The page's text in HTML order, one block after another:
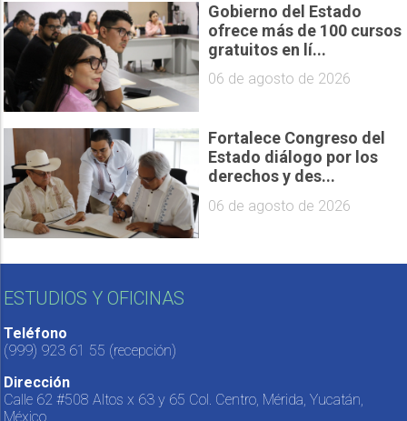
Gobierno del Estado
ofrece más de 100 cursos
gratuitos en lí...
06 de agosto de 2026
Fortalece Congreso del
Estado diálogo por los
derechos y des...
06 de agosto de 2026
ESTUDIOS Y OFICINAS
Teléfono
(999) 923 61 55 (recepción)
Dirección
Calle 62 #508 Altos x 63 y 65 Col. Centro, Mérida, Yucatán,
México.